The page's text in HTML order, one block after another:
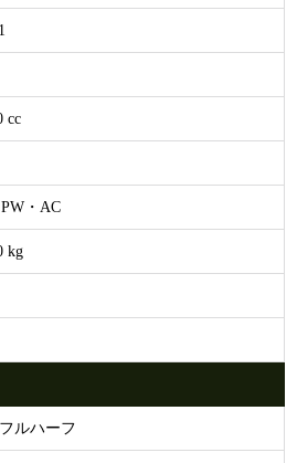
cc
・AC
kg
ルハーフ